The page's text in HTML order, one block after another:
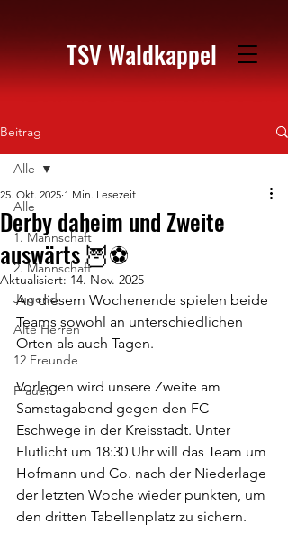
TSV Waldkappel
Beitrag
Alle
1. Mannschaft
2. Mannschaft
Jugend
Alte Herren
12 Freunde
Frauen
Alle
Derby daheim und Zweite
auswärts 🦉⚽️
25. Okt. 2025 1 Min. Lesezeit
Aktualisiert: 14. Nov. 2025
An diesem Wochenende spielen beide
Teams sowohl an unterschiedlichen
Orten als auch Tagen.
Vorlegen wird unsere Zweite am
Samstagabend gegen den FC
Eschwege in der Kreisstadt. Unter
Flutlicht um 18:30 Uhr will das Team um
Hofmann und Co. nach der Niederlage
der letzten Woche wieder punkten, um
den dritten Tabellenplatz zu sichern.